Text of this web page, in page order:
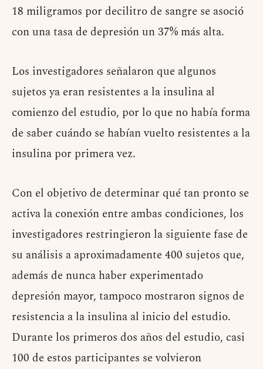
18 miligramos por decilitro de sangre se asoció
con una tasa de depresión un 37% más alta.
Los investigadores señalaron que algunos
sujetos ya eran resistentes a la insulina al
comienzo del estudio, por lo que no había forma
de saber cuándo se habían vuelto resistentes a la
insulina por primera vez.
Con el objetivo de determinar qué tan pronto se
activa la conexión entre ambas condiciones, los
investigadores restringieron la siguiente fase de
su análisis a aproximadamente 400 sujetos que,
además de nunca haber experimentado
depresión mayor, tampoco mostraron signos de
resistencia a la insulina al inicio del estudio.
Durante los primeros dos años del estudio, casi
100 de estos participantes se volvieron